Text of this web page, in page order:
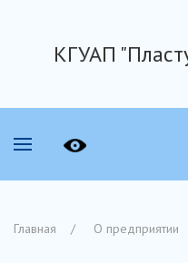
КГУАП
Главная О предприятии